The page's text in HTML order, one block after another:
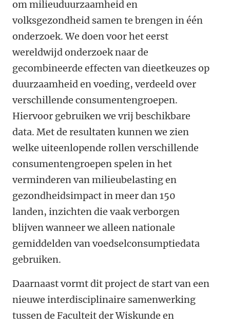
om milieuduurzaamheid en
volksgezondheid samen te brengen in één
onderzoek. We doen voor het eerst
wereldwijd onderzoek naar de
gecombineerde effecten van dieetkeuzes op
duurzaamheid en voeding, verdeeld over
verschillende consumentengroepen.
Hiervoor gebruiken we vrij beschikbare
data. Met de resultaten kunnen we zien
welke uiteenlopende rollen verschillende
consumentengroepen spelen in het
verminderen van milieubelasting en
gezondheidsimpact in meer dan 150
landen, inzichten die vaak verborgen
blijven wanneer we alleen nationale
gemiddelden van voedselconsumptiedata
gebruiken.
Daarnaast vormt dit project de start van een
nieuwe interdisciplinaire samenwerking
tussen de Faculteit der Wiskunde en